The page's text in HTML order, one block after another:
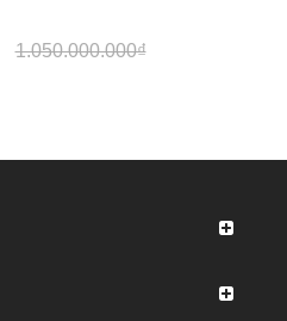
1.050.000.000₫